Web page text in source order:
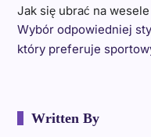
Jak się ubrać na
Wybór odpowiedniej
który preferuje
Written By